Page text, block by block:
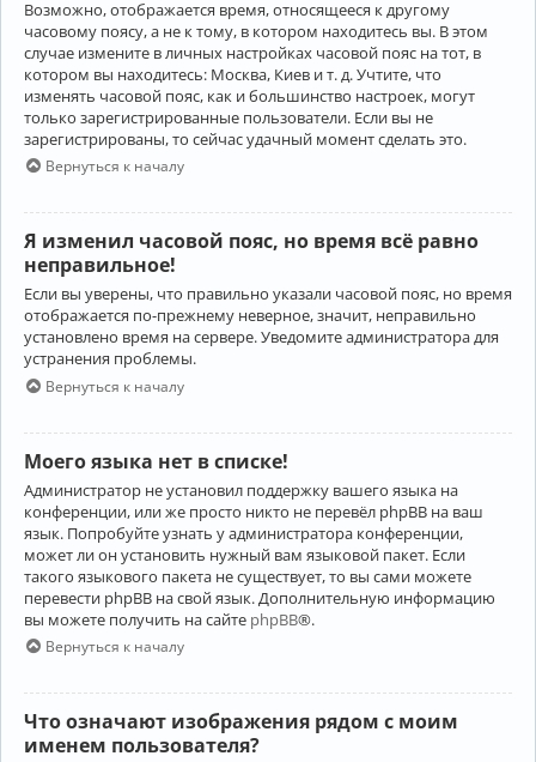
Возможно, отображается время, относящееся к другому
часовому поясу, а не к тому, в котором находитесь вы. В этом
случае измените в личных настройках часовой пояс на тот, в
котором вы находитесь: Москва, Киев и т. д. Учтите, что
изменять часовой пояс, как и большинство настроек, могут
только зарегистрированные пользователи. Если вы не
зарегистрированы, то сейчас удачный момент сделать это.
Вернуться к началу
Я изменил часовой пояс, но время всё равно
неправильное!
Если вы уверены, что правильно указали часовой пояс, но время
отображается по-прежнему неверное, значит, неправильно
установлено время на сервере. Уведомите администратора для
устранения проблемы.
Вернуться к началу
Моего языка нет в списке!
Администратор не установил поддержку вашего языка на
конференции, или же просто никто не перевёл phpBB на ваш
язык. Попробуйте узнать у администратора конференции,
может ли он установить нужный вам языковой пакет. Если
такого языкового пакета не существует, то вы сами можете
перевести phpBB на свой язык. Дополнительную информацию
вы можете получить на сайте phpBB®.
Вернуться к началу
Что означают изображения рядом с моим
именем пользователя?